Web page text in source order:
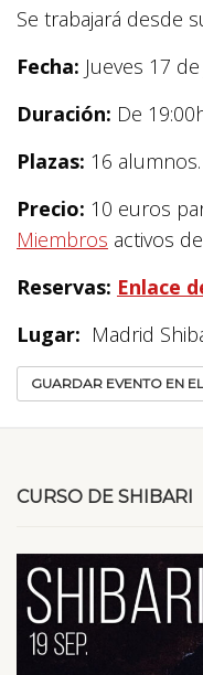
Se trabajará desde
Fecha: Jueves 17
Duración: De
Plazas: 16 alumnos.
Precio: 10 euros
Miembros activos
Reservas: Enlace
Lugar: Madrid
GUARDAR EVENTO EN
CURSO DE SHIBARI